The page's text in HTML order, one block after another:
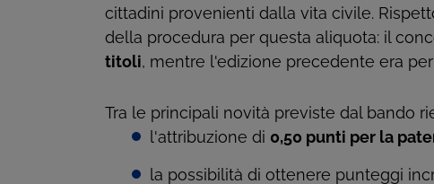
cittadini provenienti dalla vita civile.
della procedura per questa aliquota: il
titoli, mentre l'edizione precedente era
Tra le principali novità previste dal bando
l'attribuzione di 0,50 punti per la
la possibilità di ottenere punteggi